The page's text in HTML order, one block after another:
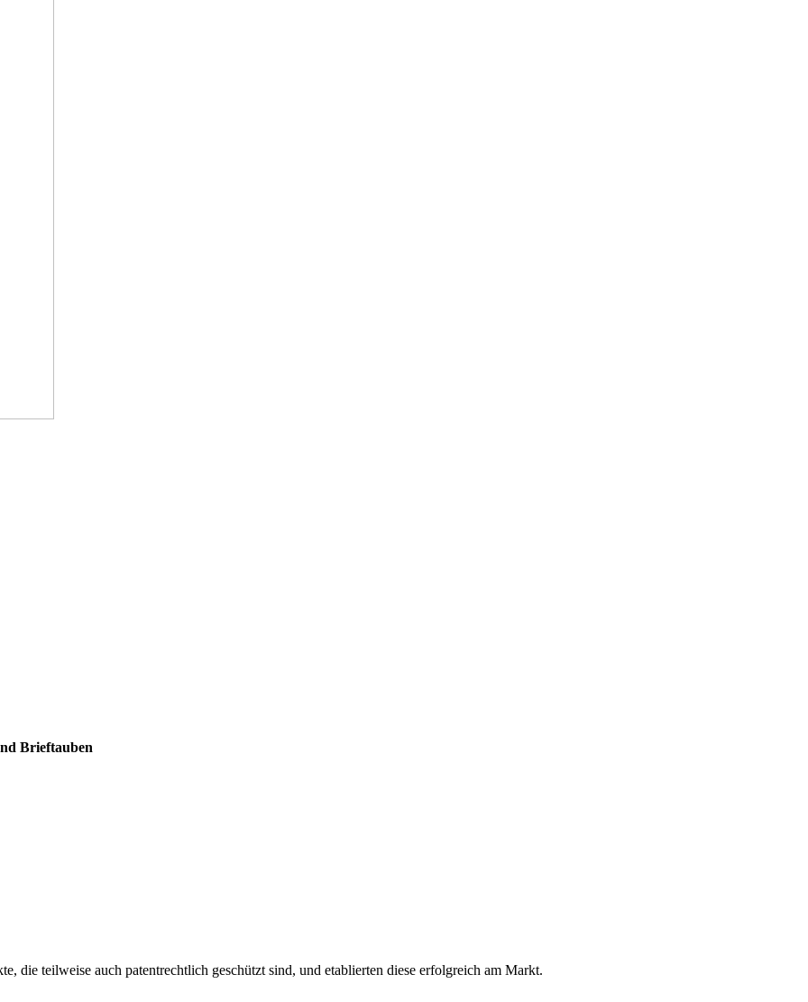
Brieftauben
die teilweise auch patentrechtlich geschützt sind, und etablierten diese erfolgreich am Markt.